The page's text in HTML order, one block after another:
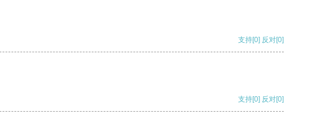
支持[0] 反对[0]
支持[0] 反对[0]